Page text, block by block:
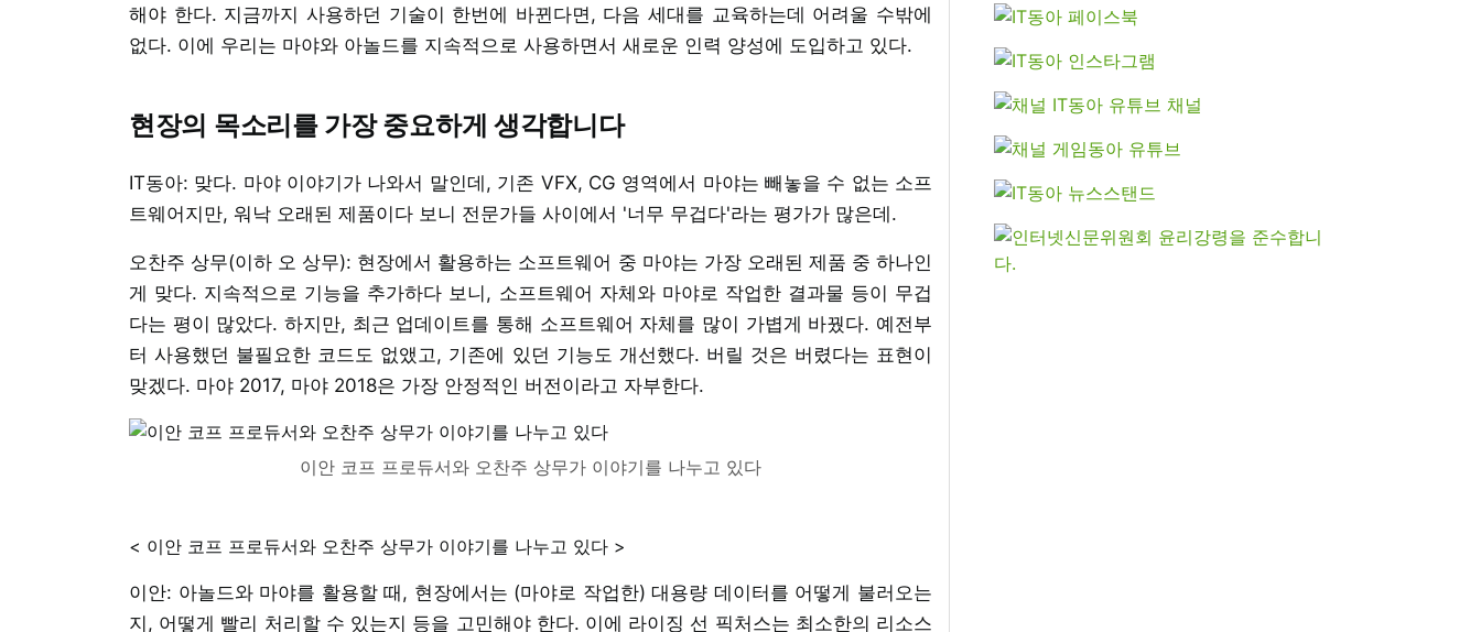
해야 한다. 지금까지 사용하던 기술이 한번에 바뀐다면, 다음 세대를 교육하는데 어려울 수밖에
없다. 이에 우리는 마야와 아놀드를 지속적으로 사용하면서 새로운 인력 양성에 도입하고 있다.
현장의 목소리를 가장 중요하게 생각합니다
IT동아: 맞다. 마야 이야기가 나와서 말인데, 기존 VFX, CG 영역에서 마야는 빼놓을 수 없는 소프
트웨어지만, 워낙 오래된 제품이다 보니 전문가들 사이에서 '너무 무겁다'라는 평가가 많은데.
오찬주 상무(이하 오 상무): 현장에서 활용하는 소프트웨어 중 마야는 가장 오래된 제품 중 하나인
게 맞다. 지속적으로 기능을 추가하다 보니, 소프트웨어 자체와 마야로 작업한 결과물 등이 무겁
다는 평이 많았다. 하지만, 최근 업데이트를 통해 소프트웨어 자체를 많이 가볍게 바꿨다. 예전부
터 사용했던 불필요한 코드도 없앴고, 기존에 있던 기능도 개선했다. 버릴 것은 버렸다는 표현이
맞겠다. 마야 2017, 마야 2018은 가장 안정적인 버전이라고 자부한다.
이안 코프 프로듀서와 오찬주 상무가 이야기를 나누고 있다
< 이안 코프 프로듀서와 오찬주 상무가 이야기를 나누고 있다 >
이안: 아놀드와 마야를 활용할 때, 현장에서는 (마야로 작업한) 대용량 데이터를 어떻게 불러오는
지, 어떻게 빨리 처리할 수 있는지 등을 고민해야 한다. 이에 라이징 선 픽처스는 최소한의 리소스